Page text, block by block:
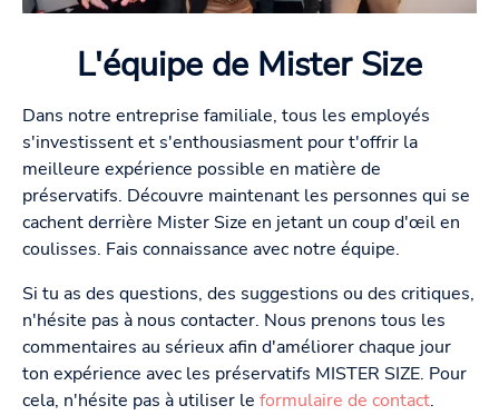
L'équipe de Mister Size
Dans notre entreprise familiale, tous les employés
s'investissent et s'enthousiasment pour t'offrir la
meilleure expérience possible en matière de
préservatifs. Découvre maintenant les personnes qui se
cachent derrière Mister Size en jetant un coup d'œil en
coulisses. Fais connaissance avec notre équipe.
Si tu as des questions, des suggestions ou des critiques,
n'hésite pas à nous contacter. Nous prenons tous les
commentaires au sérieux afin d'améliorer chaque jour
ton expérience avec les préservatifs MISTER SIZE. Pour
cela, n'hésite pas à utiliser le formulaire de contact.